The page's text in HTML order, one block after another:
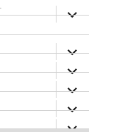
anzeigen
anzeigen
anzeigen
anzeigen
anzeigen